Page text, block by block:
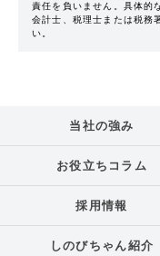
責任を負いません。具体的
会計士、税理士または税務
い。
当社の強み
お役立ちコラム
採用情報
しのびちゃん紹介